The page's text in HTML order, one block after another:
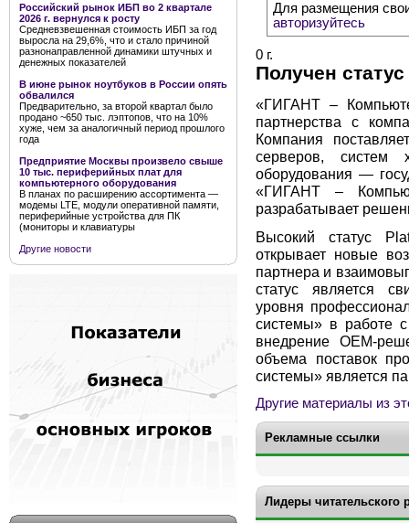
Российский рынок ИБП во 2 квартале
2026 г. вернулся к росту
Средневзвешенная стоимость ИБП за год
выросла на 29,6%, что и стало причиной
разнонаправленной динамики штучных и
денежных показателей
В июне рынок ноутбуков в России опять
обвалился
Предварительно, за второй квартал было
продано ~650 тыс. лэптопов, что на 10%
хуже, чем за аналогичный период прошлого
года
Предприятие Москвы произвело свыше
10 тыс. периферийных плат для
компьютерного оборудования
В планах по расширению ассортимента —
модемы LTE, модули оперативной памяти,
периферийные устройства для ПК
(мониторы и клавиатуры
Другие новости
Для размещения
авторизуйтесь
0 г.
Получен
«ГИГАНТ –
партнерства с
Компания
серверов, систем
оборудования —
«ГИГАНТ –
разрабатывает
Высокий статус
открывает новые
партнера и
статус является
уровня
системы» в работе
внедрение OEM-
объема поставок
системы» является
Другие материалы из
Рекламные ссылки
Лидеры читательского